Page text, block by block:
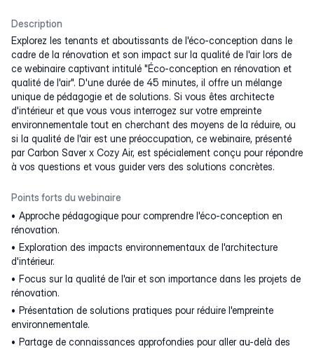
Description
Explorez les tenants et aboutissants de l'éco-conception dans le
cadre de la rénovation et son impact sur la qualité de l'air lors de
ce webinaire captivant intitulé "Éco-conception en rénovation et
qualité de l'air". D'une durée de 45 minutes, il offre un mélange
unique de pédagogie et de solutions. Si vous êtes architecte
d'intérieur et que vous vous interrogez sur votre empreinte
environnementale tout en cherchant des moyens de la réduire, ou
si la qualité de l'air est une préoccupation, ce webinaire, présenté
par Carbon Saver x Cozy Air, est spécialement conçu pour répondre
à vos questions et vous guider vers des solutions concrètes.
Points forts du webinaire
Approche pédagogique pour comprendre l'éco-conception en
rénovation.
Exploration des impacts environnementaux de l'architecture
d'intérieur.
Focus sur la qualité de l'air et son importance dans les projets de
rénovation.
Présentation de solutions pratiques pour réduire l'empreinte
environnementale.
Partage de connaissances approfondies pour aller au-delà des